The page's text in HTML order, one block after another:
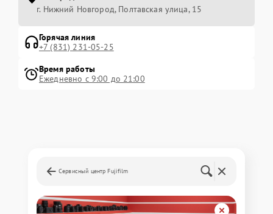
г. Нижний Новгород, Полтавская улица, 15
Горячая линия
+7 (831) 231-05-25
Время работы
Ежедневно с 9:00 до 21:00
Сервисный центр Fujifilm